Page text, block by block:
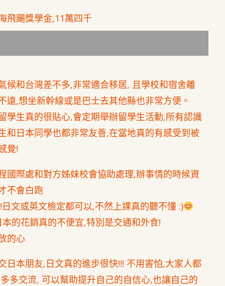
飛颺獎學金,11萬四千
候和台灣差不多,非常適合移居, 且學校和宿舍離
遠,想坐新幹線或是巴士去其他縣也非常方便。
學生真的很貼心,會定期舉辦留學生活動,所有認識
和日本同學也都非常友善,在當地真的有感受到被
覺!
國際處和對方姊妹校會協助處理,辦事情的時候資
不會白跑
日文或英文檢定都可以,不然上課真的聽不懂 :)
本的花銷真的不便宜,特別是交通和外食!
的心
日本朋友,日文真的進步很快!!! 不用害怕,大家人都
多交流, 可以幫助提升自己的自信心,也讓自己的